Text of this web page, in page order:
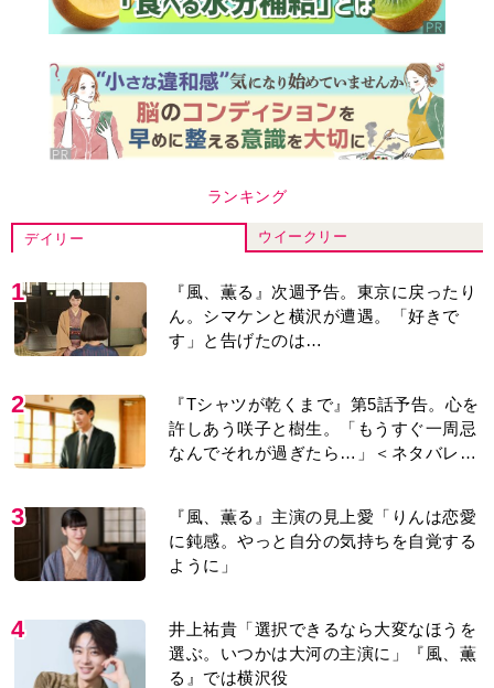
ランキング
デイリー ウイークリー
1
『風、薫る』次週予告。東京に戻ったり
ん。シマケンと横沢が遭遇。「好きで
す」と告げたのは…
2
『Tシャツが乾くまで』第5話予告。心を
許しあう咲子と樹生。「もうすぐ一周忌
なんでそれが過ぎたら…」＜ネタバレあ
3
『風、薫る』主演の見上愛「りんは恋愛
に鈍感。やっと自分の気持ちを自覚する
ように」
4
井上祐貴「選択できるなら大変なほうを
選ぶ。いつかは大河の主演に」『風、薫
る』では横沢役